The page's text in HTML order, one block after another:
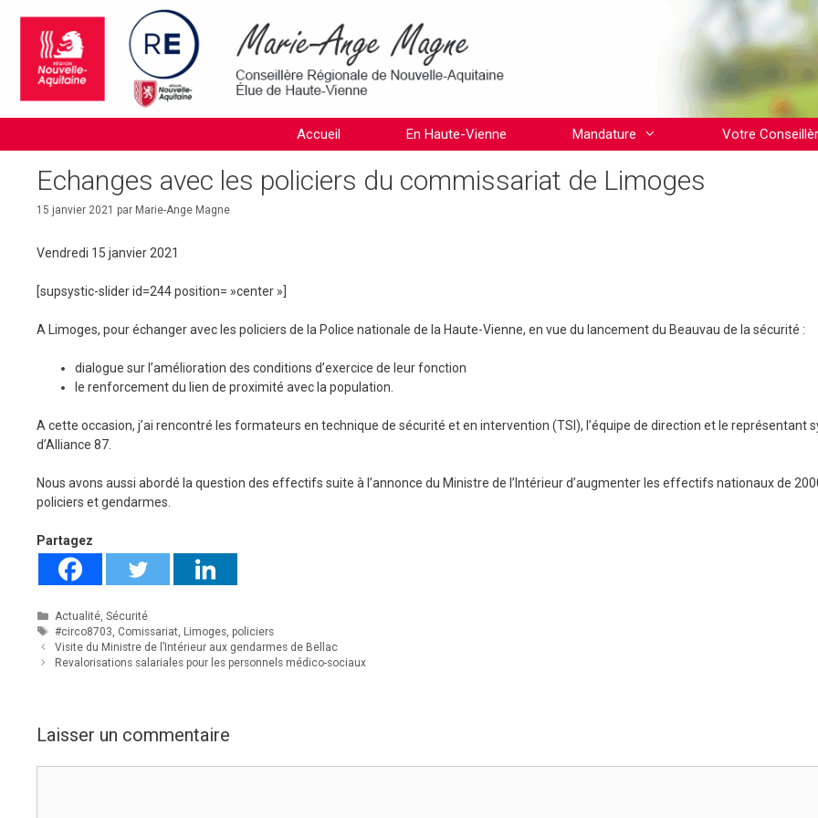
contenu
Accueil En Haute-Vienne Mandature Votre
Echanges avec les policiers du commissariat de Limoges
15 janvier 2021 par Marie-Ange Magne
Vendredi 15 janvier 2021
[supsystic-slider id=244 position= »center »]
A Limoges, pour échanger avec les policiers de la Police nationale de la Haute-Vienne, en vue du lancement du Beauvau de la sécurité :
dialogue sur l’amélioration des conditions d’exercice de leur fonction
le renforcement du lien de proximité avec la population.
A cette occasion, j’ai rencontré les formateurs en technique de sécurité et en intervention (TSI), l’équipe de direction et le représentant
d’Alliance 87.
Nous avons aussi abordé la question des effectifs suite à l’annonce du Ministre de l’Intérieur d’augmenter les effectifs nationaux de
policiers et gendarmes.
Partagez
Catégories
Actualité,Sécurité
Étiquettes
#circo8703, Comissariat, Limoges, policiers
Visite du Ministre de l’Intérieur aux gendarmes de Bellac
Revalorisations salariales pour les personnels médico-sociaux
Laisser un commentaire